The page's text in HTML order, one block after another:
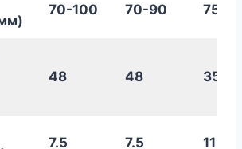
70-100 70-90 75-
48 48 35
7.5 7.5 11